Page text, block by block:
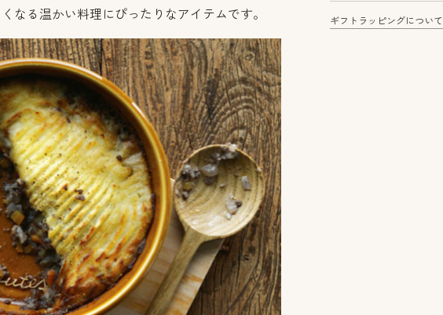
ギフトラッピングについて
なる温かい料理にぴったりなアイテムです。